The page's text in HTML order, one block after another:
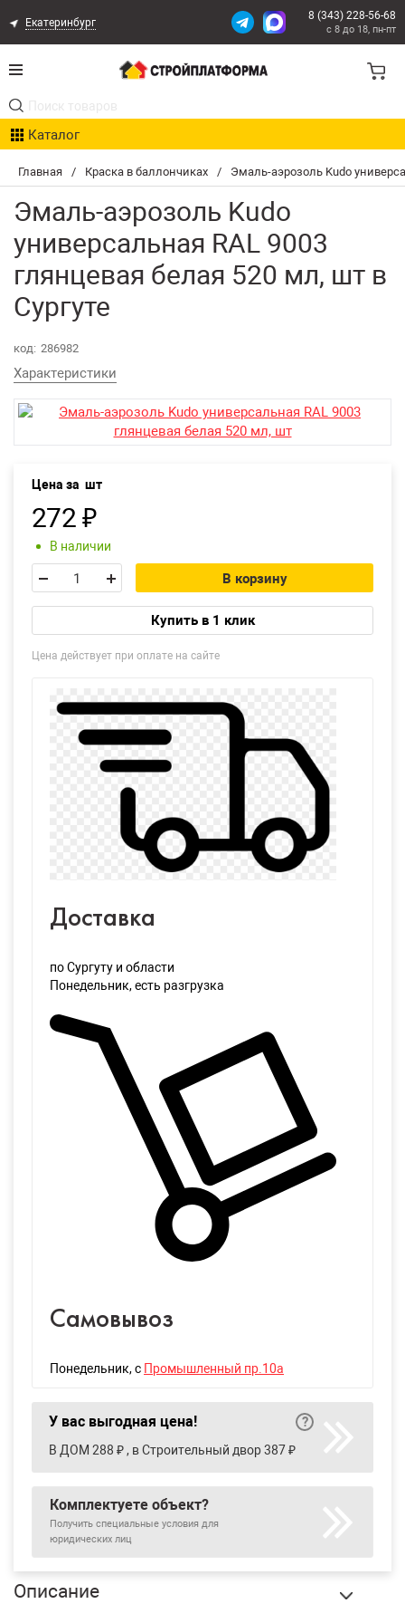
Главная / Краска в баллончиках / Эмаль-аэрозоль Kudo
Эмаль-аэрозоль Kudo
универсальная RAL 9003
глянцевая белая 520 мл, шт в
Сургуте
код: 286982
Характеристики
Цена за шт
272 ₽
В наличии
В корзину
Купить в 1 клик
Цена действует при оплате на сайте
Доставка
по Сургуту и области
Понедельник, есть разгрузка
Самовывоз
Понедельник, с Промышленный пр.10а
У вас выгодная цена!
В ДОМ 288 ₽ , в Строительный двор 387 ₽
Комплектуете объект?
Получить специальные условия для
юридических лиц
Описание
Екатеринбург
8 (343) 228-56-68
с 8 до 18, пн-пт
Каталог
Акции
Расчет доставки
Организациям
Статьи
Контакты
Возврат товара
Екатеринбург